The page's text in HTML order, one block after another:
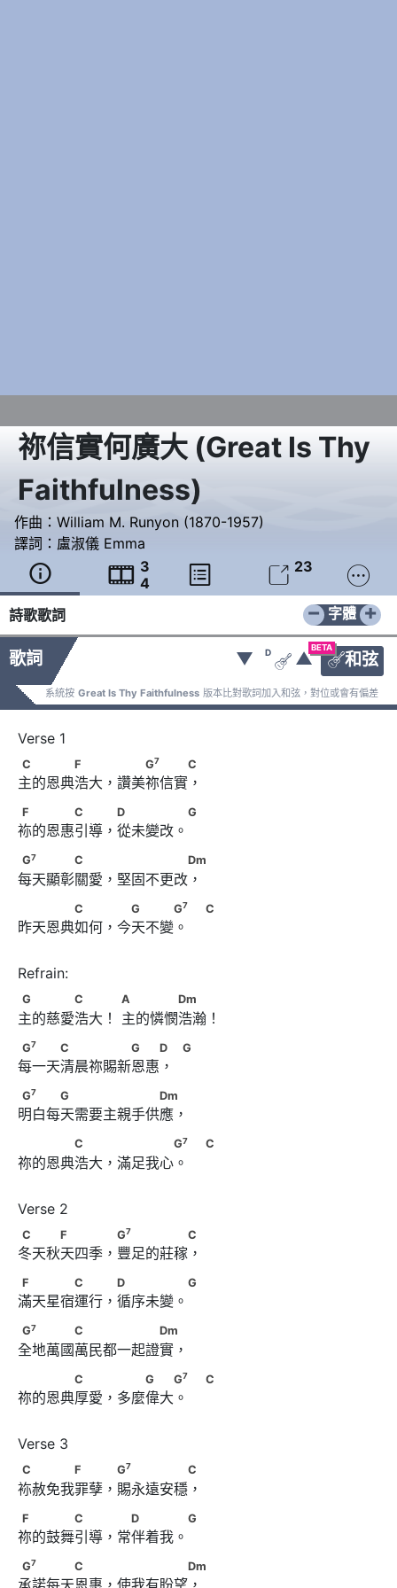
祢信實何廣大(Great Is Thy
Faithfulness)
作曲： William M. Runyon (1870-1957)
譯詞： 盧淑儀 Emma
  3
4
  23 
詩歌歌詞 − +
字體
歌詞
BETA
和弦
▼ D
 ▲
系統按 Great Is Thy Faithfulness 版本比對歌詞加入和弦，對位或會有偏差
C　　　　F　　 　　G
C
C F G7 C
主的恩典浩大，讚美祢信實，
F　　　　C　　 D　　　　 G
F C D G
袮的恩惠引導，從未變改。
G7 C　　 　　　　　Dm
G7 C Dm
每天顯彰關愛，堅固不更改，
C　　 　G　　　G
C
C G G7 C
昨天恩典如何，今天不變。
G　　　　C　　       A　　　　Dm
G C A Dm
主的慈愛浩大！ 主的憐憫浩瀚！
G7 C　　　　　G　　D             G
G7 C G D G
每一天清晨祢賜新恩惠，
G7 G　　　　　　　Dm
G7 G Dm
明白每天需要主親手供應，
C　　 　　　　G7 C
C G7 C
祢的恩典浩大，滿足我心。
C　　　F　　　 G
C
C F G7 C
冬天秋天四季，豐足的莊稼，
F　　　　C　　 D　　　　 G
F C D G
滿天星宿運行，循序未變。
G7 C　　　　　　Dm
G7 C Dm
全地萬國萬民都一起證實，
C　　 　　G　　G
C
C G G7 C
祢的恩典厚愛，多麼偉大。
C　　　　F　　 G
C
C F G7 C
袮赦免我罪孽，賜永遠安穩，
F　　　　C　　 　D　　　 G
F C D G
祢的鼓舞引導，常伴着我。
G7 C　　 　　　　　Dm
G7 C Dm